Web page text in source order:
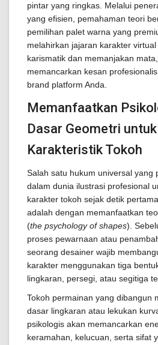
pintar yang ringkas. Melalui
yang efisien, pemahaman teori
pemilihan palet warna yang
melahirkan jajaran karakter
karismatik dan memanjakan
memancarkan kesan
brand platform Anda.
Memanfaatkan
Dasar Geometri
Karakteristik Tokoh
Salah satu hukum universal yang
dalam dunia ilustrasi profesional
karakter tokoh sejak detik
adalah dengan memanfaatkan
(the psychology of shapes).
proses pewarnaan atau
seorang desainer wajib
karakter menggunakan tiga
lingkaran, persegi, atau segitiga
Tokoh permainan yang dibangun
dasar lingkaran atau lekukan
psikologis akan memancarkan
keramahan, kelucuan, serta sifat